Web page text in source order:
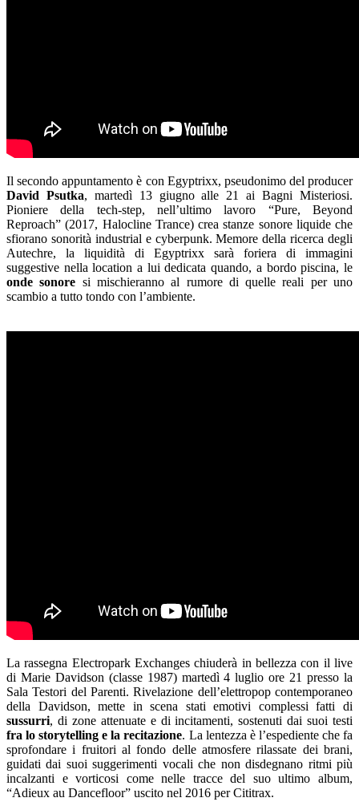
Il secondo appuntamento è con Egyptrixx, pseudonimo del producer
David Psutka, martedì 13 giugno alle 21 ai Bagni Misteriosi.
Pioniere della tech-step, nell’ultimo lavoro “Pure, Beyond
Reproach” (2017, Halocline Trance) crea stanze sonore liquide che
sfiorano sonorità industrial e cyberpunk. Memore della ricerca degli
Autechre, la liquidità di Egyptrixx sarà foriera di immagini
suggestive nella location a lui dedicata quando, a bordo piscina, le
onde sonore si mischieranno al rumore di quelle reali per uno
scambio a tutto tondo con l’ambiente.
La rassegna Electropark Exchanges chiuderà in bellezza con il live
di Marie Davidson (classe 1987) martedì 4 luglio ore 21 presso la
Sala Testori del Parenti. Rivelazione dell’elettropop contemporaneo
della Davidson, mette in scena stati emotivi complessi fatti di
sussurri, di zone attenuate e di incitamenti, sostenuti dai suoi testi
fra lo storytelling e la recitazione. La lentezza è l’espediente che fa
sprofondare i fruitori al fondo delle atmosfere rilassate dei brani,
guidati dai suoi suggerimenti vocali che non disdegnano ritmi più
incalzanti e vorticosi come nelle tracce del suo ultimo album,
“Adieux au Dancefloor” uscito nel 2016 per Cititrax.